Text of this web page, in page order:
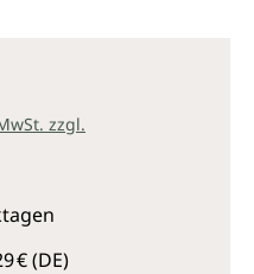
zzgl.
€ (DE)